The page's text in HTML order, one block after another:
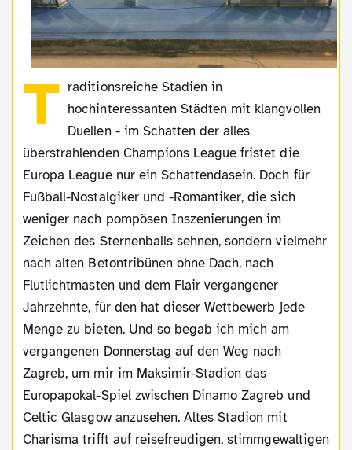
T raditionsreiche Stadien in
hochinteressanten Städten mit klangvollen
Duellen - im Schatten der alles
überstrahlenden Champions League fristet die
Europa League nur ein Schattendasein. Doch für
Fußball-Nostalgiker und -Romantiker, die sich
weniger nach pompösen Inszenierungen im
Zeichen des Sternenballs sehnen, sondern vielmehr
nach alten Betontribünen ohne Dach, nach
Flutlichtmasten und dem Flair vergangener
Jahrzehnte, für den hat dieser Wettbewerb jede
Menge zu bieten. Und so begab ich mich am
vergangenen Donnerstag auf den Weg nach
Zagreb, um mir im Maksimir-Stadion das
Europapokal-Spiel zwischen Dinamo Zagreb und
Celtic Glasgow anzusehen. Altes Stadion mit
Charisma trifft auf reisefreudigen, stimmgewaltigen